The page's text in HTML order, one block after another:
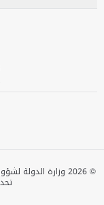
©
2026 وزارة الدولة